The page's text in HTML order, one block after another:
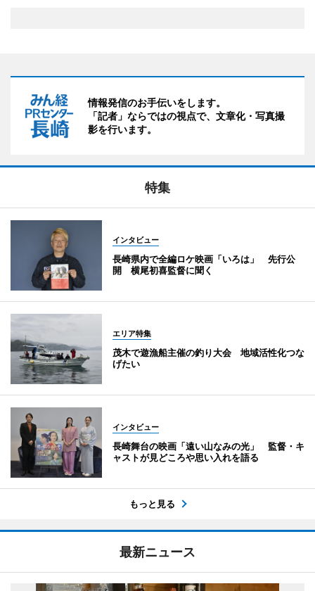
情報発信のお手伝いをします。
「記者」ならではの視点で、文章化・写真撮
影を行います。
特集
インタビュー
長崎県内で全編ロケ映画「いろは」 先行公
開 横尾初喜監督に聞く
エリア特集
茂木で遊漁船主催の釣り大会 地域活性化つな
げたい
インタビュー
長崎舞台の映画「遠い山なみの光」 監督・キ
ャストが見どころや思い入れを語る
もっと見る
最新ニュース